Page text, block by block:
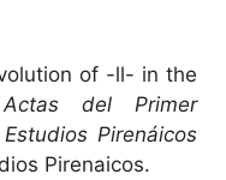
of -ll- in the
del Primer
Pirenáicos
Pirenaicos.